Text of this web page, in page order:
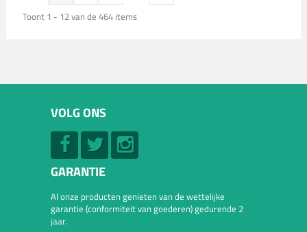
Toont 1 - 12 van de 464 items
VOLG ONS
GARANTIE
Al onze producten genieten van de wettelijke
garantie (conformiteit van goederen) gedurende 2
jaar.